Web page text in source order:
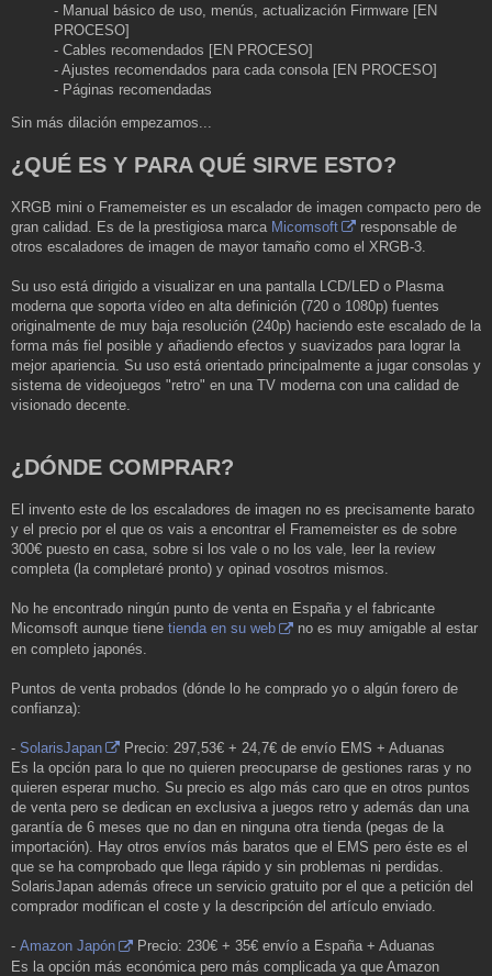
- Manual básico de uso, menús, actualización Firmware [EN
PROCESO]
- Cables recomendados [EN PROCESO]
- Ajustes recomendados para cada consola [EN PROCESO]
- Páginas recomendadas
Sin más dilación empezamos...
¿QUÉ ES Y PARA QUÉ SIRVE ESTO?
XRGB mini o Framemeister es un escalador de imagen compacto pero de
gran calidad. Es de la prestigiosa marca Micomsoft
responsable de
otros escaladores de imagen de mayor tamaño como el XRGB-3.
Su uso está dirigido a visualizar en una pantalla LCD/LED o Plasma
moderna que soporta vídeo en alta definición (720 o 1080p) fuentes
originalmente de muy baja resolución (240p) haciendo este escalado de la
forma más fiel posible y añadiendo efectos y suavizados para lograr la
mejor apariencia. Su uso está orientado principalmente a jugar consolas y
sistema de videojuegos "retro" en una TV moderna con una calidad de
visionado decente.
¿DÓNDE COMPRAR?
El invento este de los escaladores de imagen no es precisamente barato
y el precio por el que os vais a encontrar el Framemeister es de sobre
300€ puesto en casa, sobre si los vale o no los vale, leer la review
completa (la completaré pronto) y opinad vosotros mismos.
No he encontrado ningún punto de venta en España y el fabricante
Micomsoft aunque tiene tienda en su web
no es muy amigable al estar
en completo japonés.
Puntos de venta probados (dónde lo he comprado yo o algún forero de
confianza):
- SolarisJapan
Precio: 297,53€ + 24,7€ de envío EMS + Aduanas
Es la opción para lo que no quieren preocuparse de gestiones raras y no
quieren esperar mucho. Su precio es algo más caro que en otros puntos
de venta pero se dedican en exclusiva a juegos retro y además dan una
garantía de 6 meses que no dan en ninguna otra tienda (pegas de la
importación). Hay otros envíos más baratos que el EMS pero éste es el
que se ha comprobado que llega rápido y sin problemas ni perdidas.
SolarisJapan además ofrece un servicio gratuito por el que a petición del
comprador modifican el coste y la descripción del artículo enviado.
- Amazon Japón
Precio: 230€ + 35€ envío a España + Aduanas
Es la opción más económica pero más complicada ya que Amazon